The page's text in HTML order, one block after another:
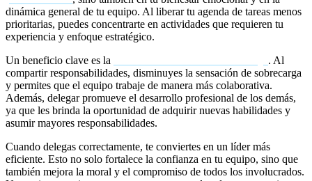
dinámica general de tu equipo. Al liberar tu agenda de tareas menos
prioritarias, puedes concentrarte en actividades que requieren tu
experiencia y enfoque estratégico.
Un beneficio clave es la
. Al
compartir responsabilidades, disminuyes la sensación de sobrecarga
y permites que el equipo trabaje de manera más colaborativa.
Además, delegar promueve el desarrollo profesional de los demás,
ya que les brinda la oportunidad de adquirir nuevas habilidades y
asumir mayores responsabilidades.
Cuando delegas correctamente, te conviertes en un líder más
eficiente. Esto no solo fortalece la confianza en tu equipo, sino que
también mejora la moral y el compromiso de todos los involucrados.